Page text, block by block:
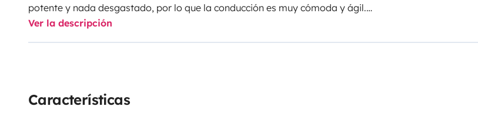
potente y nada desgastado, por lo que la conducción es muy cómoda y ágil.
Dispone de alarma perimetral, cierre de puertas delanteras desde el interior,
La autocaravana está equipada con dos claraboyas y ventanas muy amplias, todas
Ver la descripción
Características